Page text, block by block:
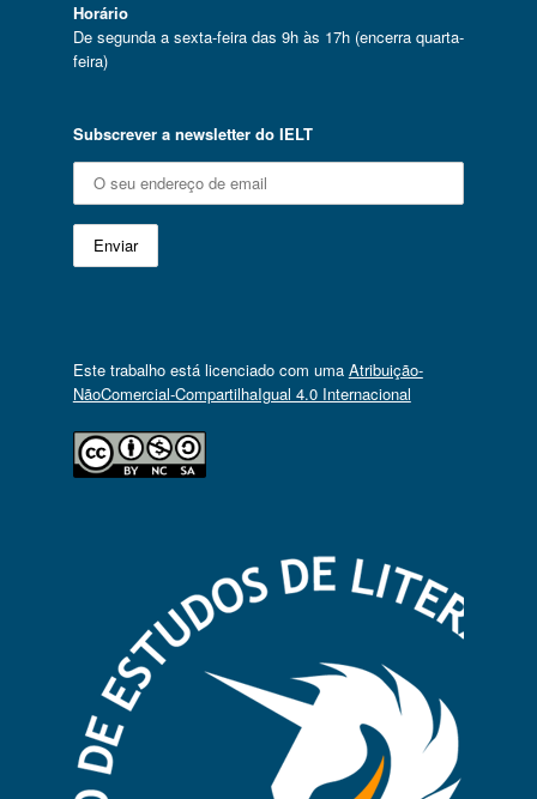
Horário
De segunda a sexta-feira das 9h às 17h (encerra quarta-
feira)
Subscrever a newsletter do IELT
Este trabalho está licenciado com uma Atribuição-
NãoComercial-CompartilhaIgual 4.0 Internacional